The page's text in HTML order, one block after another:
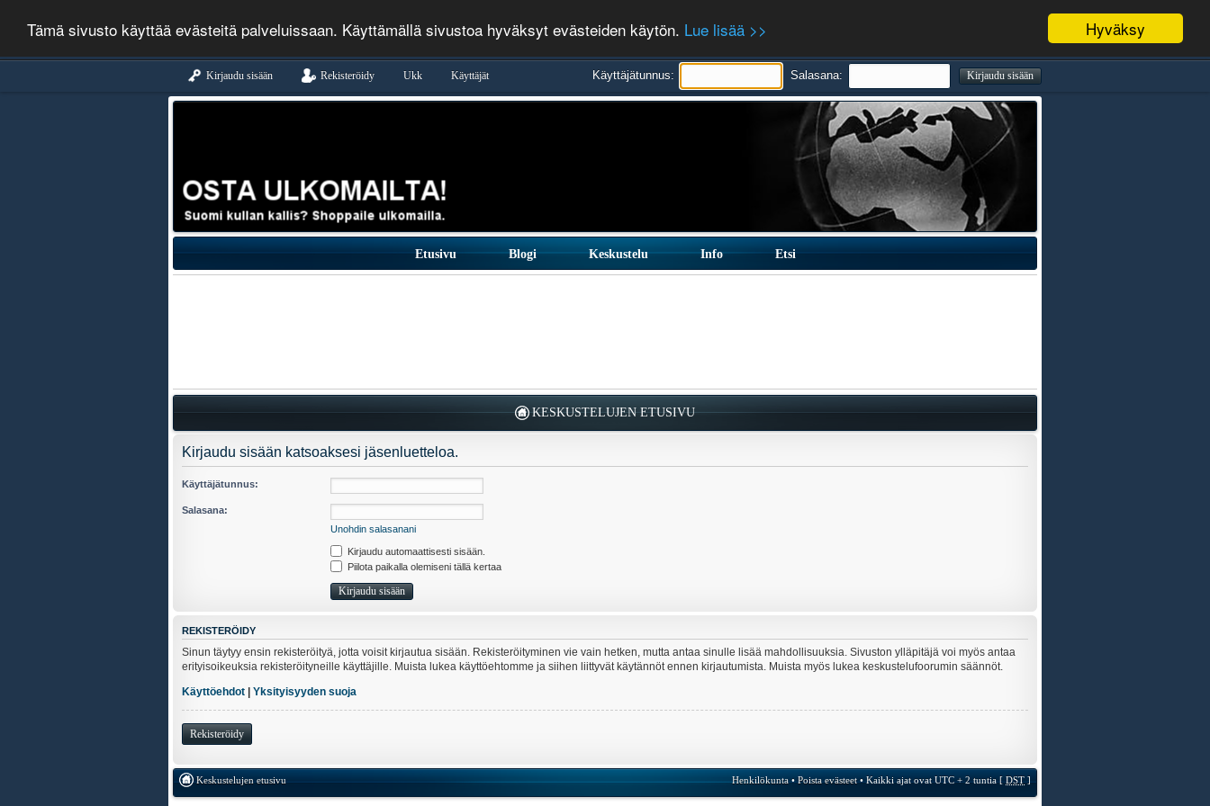
Hyväksy
Tämä sivusto käyttää evästeitä palveluissaan. Käyttämällä sivustoa hyväksyt evästeiden käytön. Lue lisää >>
Kirjaudu sisään Rekisteröidy Ukk Käyttäjät Käyttäjätunnus: Salasana:
Etusivu Blogi Keskustelu Info Etsi
KESKUSTELUJEN ETUSIVU
Kirjaudu sisään katsoaksesi jäsenluetteloa.
Käyttäjätunnus:
Salasana:
Unohdin salasanani
Kirjaudu automaattisesti sisään.
Piilota paikalla olemiseni tällä kertaa
REKISTERÖIDY
Sinun täytyy ensin rekisteröityä, jotta voisit kirjautua sisään. Rekisteröityminen vie vain hetken, mutta antaa sinulle lisää mahdollisuuksia. Sivuston ylläpitäjä voi myös antaa
erityisoikeuksia rekisteröityneille käyttäjille. Muista lukea käyttöehtomme ja siihen liittyvät käytännöt ennen kirjautumista. Muista myös lukea keskustelufoorumin säännöt.
Käyttöehdot | Yksityisyyden suoja
Rekisteröidy
Keskustelujen etusivu Henkilökunta • Poista evästeet • Kaikki ajat ovat UTC + 2 tuntia [ DST ]